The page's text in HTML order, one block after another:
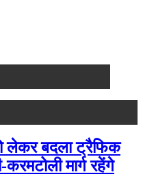
लेकर बदला ट्रैफिक
मार्ग रहेंगे